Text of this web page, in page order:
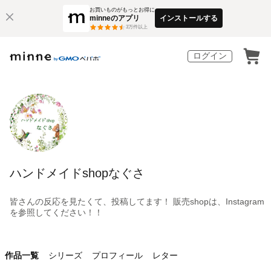
お買いものがもっとお得に
minneのアプリ
3万件以上
インストールする
ログイン
ハンドメイドshopなぐさ
皆さんの反応を見たくて、投稿してます！ 販売shopは、Instagram
を参照してください！！
作品一覧 シリーズ プロフィール レター